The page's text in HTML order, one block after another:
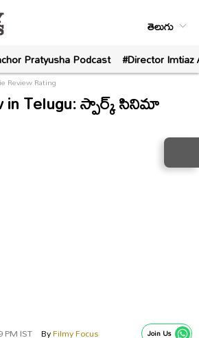
తెలుగు
Pratyusha Podcast #Director
Review Rating
in Telugu: స్పార్క్ సినిమా
PM IST ByFilmy Focus Join Us